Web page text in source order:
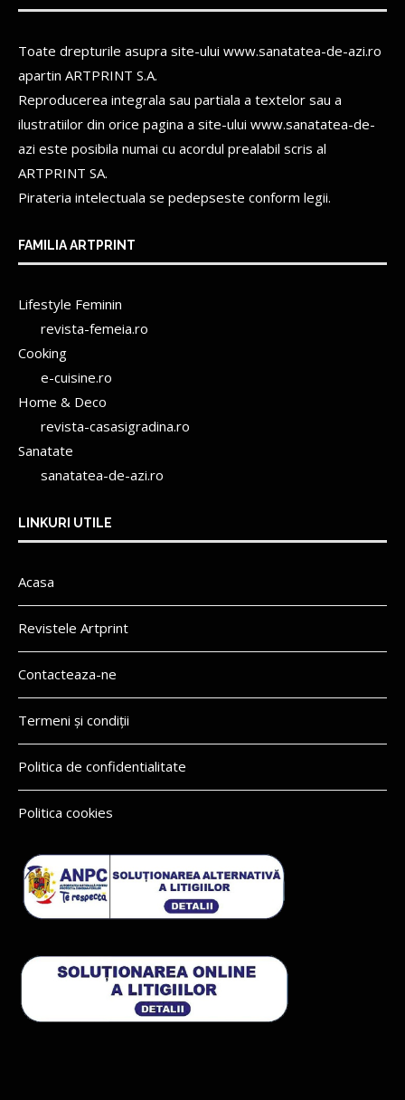
Toate drepturile asupra site-ului www.sanatatea-de-azi.ro
apartin ARTPRINT S.A.
Reproducerea integrala sau partiala a textelor sau a
ilustratiilor din orice pagina a site-ului www.sanatatea-de-
azi este posibila numai cu acordul prealabil scris al
ARTPRINT SA.
Pirateria intelectuala se pedepseste conform legii.
FAMILIA ARTPRINT
Lifestyle Feminin
revista-femeia.ro
Cooking
e-cuisine.ro
Home & Deco
revista-casasigradina.ro
Sanatate
sanatatea-de-azi.ro
LINKURI UTILE
Acasa
Revistele Artprint
Contacteaza-ne
Termeni și condiții
Politica de confidentialitate
Politica cookies